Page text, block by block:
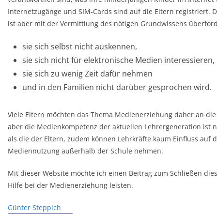
Internetzugänge und SIM-Cards sind auf die Eltern registriert.
ist aber mit der Vermittlung des nötigen Grundwissens
sie sich selbst nicht auskennen,
sie sich nicht für elektronische Medien interessieren,
sie sich zu wenig Zeit dafür nehmen
und in den Familien nicht darüber gesprochen wird.
Viele Eltern möchten das Thema Medienerziehung daher an die
aber die Medienkompetenz der aktuellen Lehrergeneration ist
als die der Eltern, zudem können Lehrkräfte kaum Einfluss auf
Mediennutzung außerhalb der Schule nehmen.
Mit dieser Website möchte ich einen Beitrag zum Schließen
Hilfe bei der Medienerziehung leisten.
Günter Steppich